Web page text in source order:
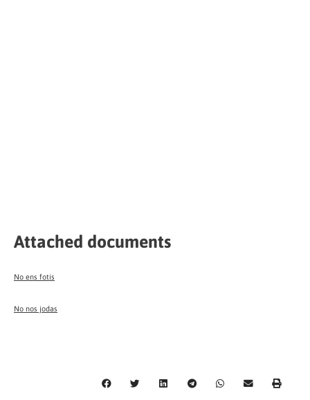
Attached documents
No ens fotis
No nos jodas